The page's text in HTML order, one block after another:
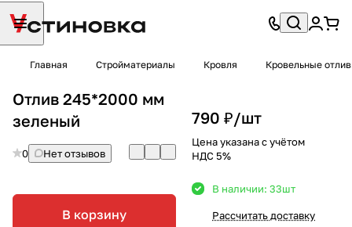
Главная Стройматериалы Кровля Кровельные
Отлив 245*2000 мм
зеленый
0 Нет отзывов
В корзину
790 ₽/шт
Цена указана с учётом
НДС 5%
В наличии: 33шт
Рассчитать доставку